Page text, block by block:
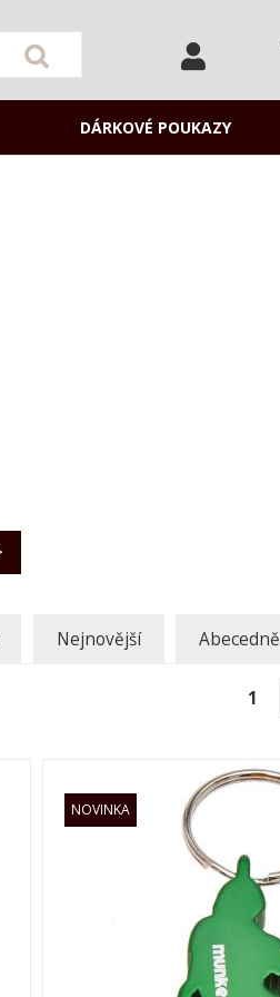
DÁRKOVÉ POUKAZY
Nejnovější Abecedně
1